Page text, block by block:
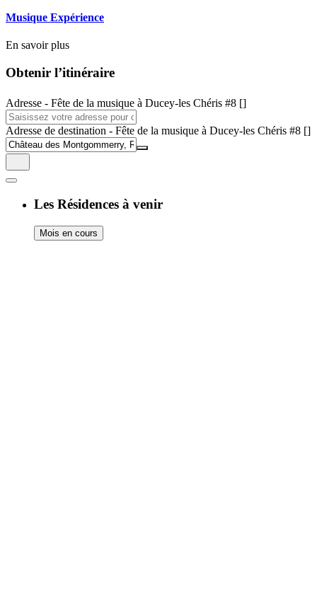
Musique Expérience
En savoir plus
Obtenir l’itinéraire
Adresse - Fête de la musique à Ducey-les Chéris #8 []
Adresse de destination - Fête de la musique à Ducey-les Chéris #8 []
Les Résidences à venir
Mois en cours